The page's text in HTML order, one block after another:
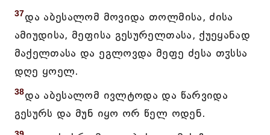
37და აბესალომ მოვიდა თოლმისა, ძისა
ამიუდისა, მეფისა გესურელთასა, ქუეყანად
მაქელთასა და ეგლოვდა მეფე ძესა თჳსსა
დღე ყოელ.
38და აბესალომ ივლტოდა და წარვიდა
გესურს და მუნ იყო ორ წელ ოდენ.